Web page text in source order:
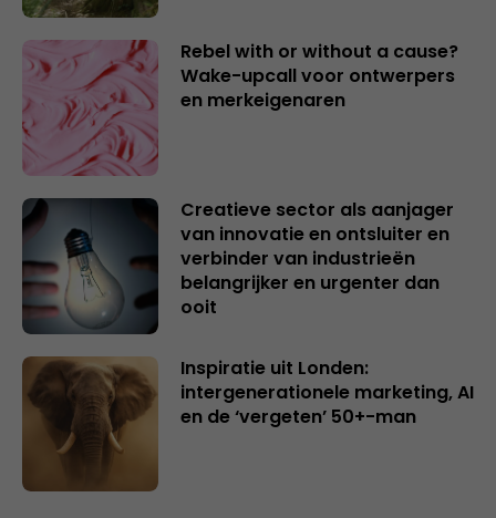
Rebel with or without a cause?
Wake-upcall voor ontwerpers
en merkeigenaren
Creatieve sector als aanjager
van innovatie en ontsluiter en
verbinder van industrieën
belangrijker en urgenter dan
ooit
Inspiratie uit Londen:
intergenerationele marketing, AI
en de ‘vergeten’ 50+-man